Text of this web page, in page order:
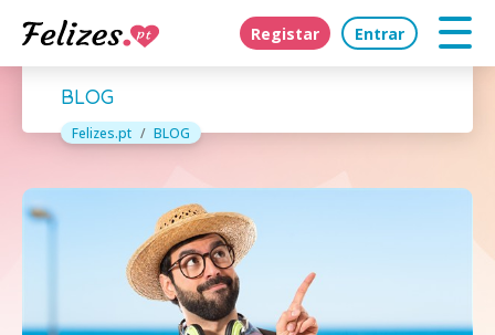
Registar Entrar
BLOG
Felizes.pt BLOG